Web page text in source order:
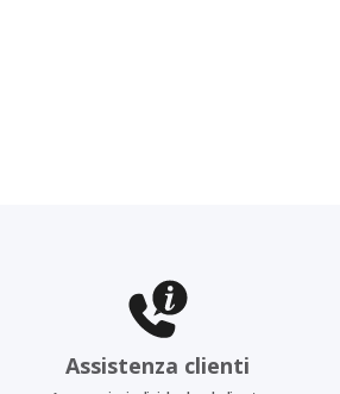
Assistenza clienti